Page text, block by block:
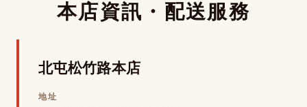
本店資訊・配送服務
北屯松竹路本店
地址